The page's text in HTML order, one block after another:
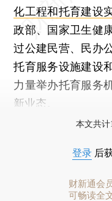
化工程和托育建设
政部、国家卫生健
过公建民营、民办
托育服务设施建设
力量举办托育服务
新业态。
本文共计
登录 后
财新通会
可畅读全